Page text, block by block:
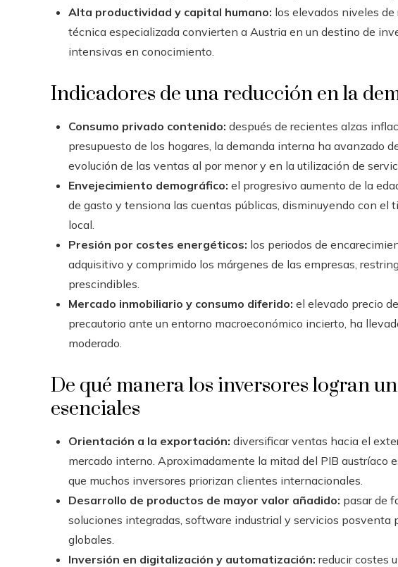
Alta productividad y capital humano: los elevados niveles
técnica especializada convierten a Austria en un destino de
intensivas en conocimiento.
Indicadores de una reducción en la
Consumo privado contenido: después de recientes alzas
presupuesto de los hogares, la demanda interna ha avanzado
evolución de las ventas al por menor y en la utilización de
Envejecimiento demográfico: el progresivo aumento de la
de gasto y tensiona las cuentas públicas, disminuyendo con el
local.
Presión por costes energéticos: los periodos de
adquisitivo y comprimido los márgenes de las empresas,
prescindibles.
Mercado inmobiliario y consumo diferido: el elevado precio
precautorio ante un entorno macroeconómico incierto, ha
moderado.
De qué manera los inversores logran
esenciales
Orientación a la exportación: diversificar ventas hacia el
mercado interno. Aproximadamente la mitad del PIB austríaco
que muchos inversores priorizan clientes internacionales.
Desarrollo de productos de mayor valor añadido: pasar de
soluciones integradas, software industrial y servicios posventa
globales.
Inversión en digitalización y automatización: reducir costes